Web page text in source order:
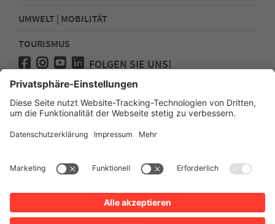
UMWELT | MOBILITÄT
TOURISMUS
FOLGEN SIE UNS!
Presse
Kontakt
Impressum
Sitemap